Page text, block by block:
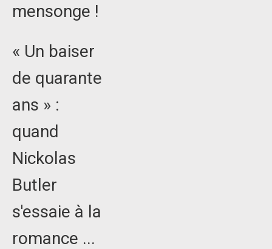
mensonge !
« Un baiser
de quarante
ans » :
quand
Nickolas
Butler
s'essaie à la
romance ...